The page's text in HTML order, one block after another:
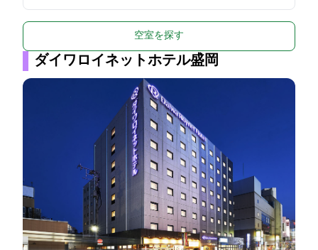
空室を探す
ダイワロイネットホテル盛岡